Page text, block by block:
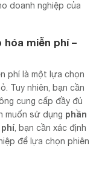
doanh nghiệp của
hóa miễn phí –
phí là một lựa chọn
Tuy nhiên, bạn cần
cung cấp đầy đủ
muốn sử dụng phần
, bạn cần xác định
để lựa chọn phiên